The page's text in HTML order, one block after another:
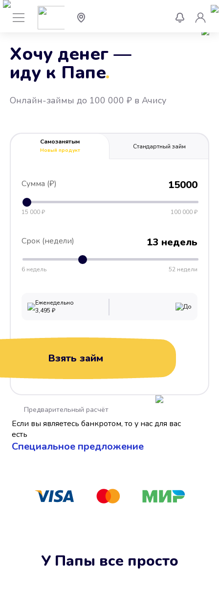
Хочу денег —
иду к Папе
.
Онлайн-займы до 100 000 ₽ в Ачису
Самозанятым
Новый продукт
Стандартный займ
Сумма (₽) 15000
15 000 ₽ 100 000 ₽
Срок (недели) 13 недель
6 недель 52 недели
Еженедельно
3,495 ₽ До
Взять займ
Если вы являетесь банкротом, то у нас для вас
есть
Cпециальное предложение
Предварительный расчёт
У Папы все просто